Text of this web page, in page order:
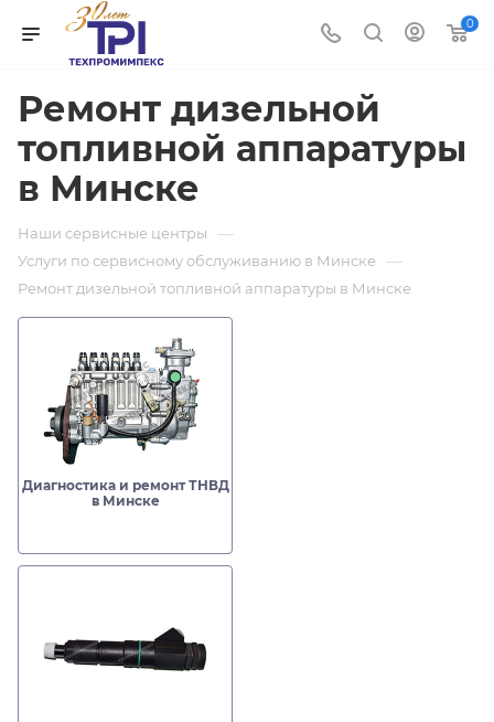
0
Ремонт дизельной
топливной аппаратуры
в Минске
Наши сервисные центры —
Услуги по сервисному обслуживанию в Минске —
Ремонт дизельной топливной аппаратуры в Минске
Диагностика и ремонт ТНВД
в Минске